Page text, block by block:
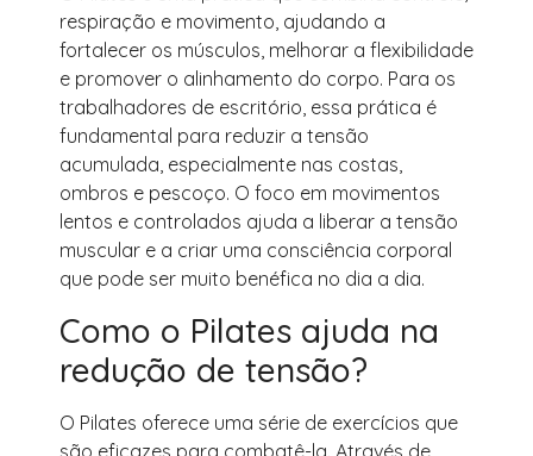
respiração e movimento, ajudando a
fortalecer os músculos, melhorar a flexibilidade
e promover o alinhamento do corpo. Para os
trabalhadores de escritório, essa prática é
fundamental para reduzir a tensão
acumulada, especialmente nas costas,
ombros e pescoço. O foco em movimentos
lentos e controlados ajuda a liberar a tensão
muscular e a criar uma consciência corporal
que pode ser muito benéfica no dia a dia.
Como o Pilates ajuda na
redução de tensão?
O Pilates oferece uma série de exercícios que
são eficazes para combatê-la. Através de